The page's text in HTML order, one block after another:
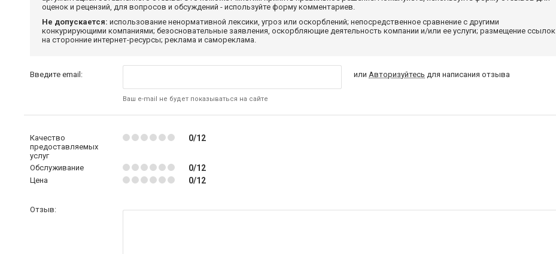
оценок и рецензий, для вопросов и обсуждений - используйте форму комментариев.
Не допускается: использование ненормативной лексики, угроз или оскорблений; непосредственное сравнение с другими
конкурирующими компаниями; безосновательные заявления, оскорбляющие деятельность компании и/или ее услуги; размещение ссылок
на сторонние интернет-ресурсы; реклама и самореклама.
Введите email:
Ваш e-mail не будет показываться на сайте
илиАвторизуйтесь для написания отзыва
Качество
предоставляемых
услуг
0/12
Обслуживание 0/12
Цена 0/12
Отзыв: